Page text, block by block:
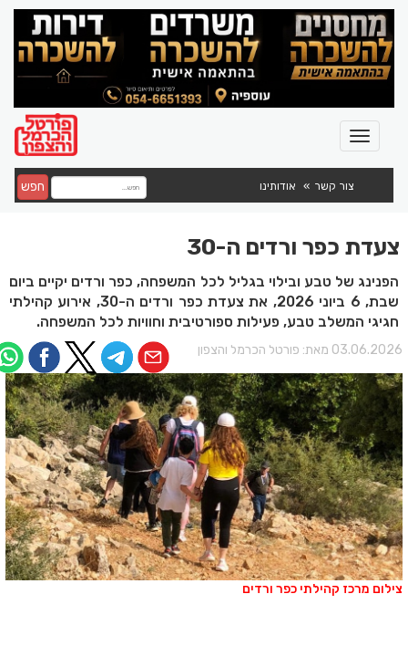
צור קשר אודותינו חפש
צעדת כפר ורדים ה-30
הפנינג של טבע ובילוי בגליל לכל המשפחה, כפר ורדים יקיים ביום
שבת, 6 ביוני 2026, את צעדת כפר ורדים ה-30, אירוע קהילתי
חגיגי המשלב טבע, פעילות ספורטיבית וחוויות לכל המשפחה.
מאת: פורטל הכרמל והצפון
מרכז קהילתי כפר ורדים